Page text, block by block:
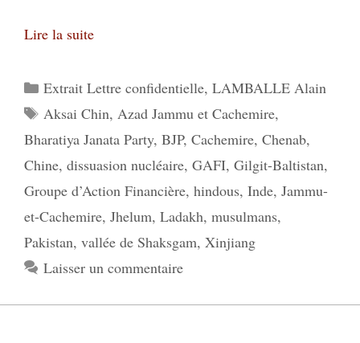
Lire la suite
Catégories
Extrait Lettre confidentielle, LAMBALLE Alain
Étiquettes
Aksai Chin, Azad Jammu et Cachemire,
Bharatiya Janata Party, BJP, Cachemire, Chenab,
Chine, dissuasion nucléaire, GAFI, Gilgit-Baltistan,
Groupe d’Action Financière, hindous, Inde, Jammu-
et-Cachemire, Jhelum, Ladakh, musulmans,
Pakistan, vallée de Shaksgam, Xinjiang
Laisser un commentaire